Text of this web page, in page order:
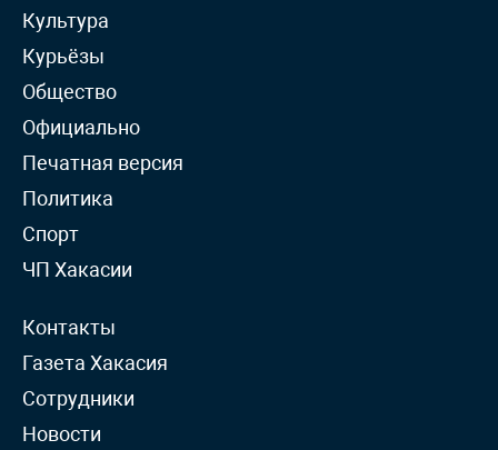
Культура
Курьёзы
Общество
Официально
Печатная версия
Политика
Спорт
ЧП Хакасии
Контакты
Газета Хакасия
Сотрудники
Новости